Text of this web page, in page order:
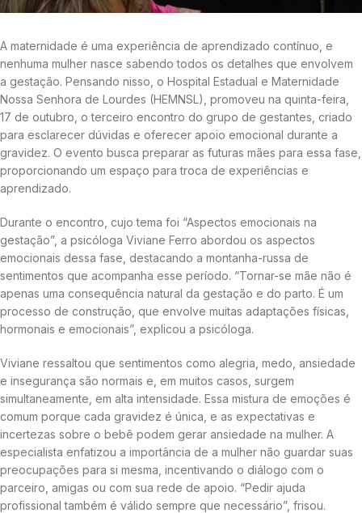
A maternidade é uma experiência de aprendizado contínuo, e
nenhuma mulher nasce sabendo todos os detalhes que envolvem
a gestação. Pensando nisso, o Hospital Estadual e Maternidade
Nossa Senhora de Lourdes (HEMNSL), promoveu na quinta-feira,
17 de outubro, o terceiro encontro do grupo de gestantes, criado
para esclarecer dúvidas e oferecer apoio emocional durante a
gravidez. O evento busca preparar as futuras mães para essa fase,
proporcionando um espaço para troca de experiências e
aprendizado.
Durante o encontro, cujo tema foi “Aspectos emocionais na
gestação”, a psicóloga Viviane Ferro abordou os aspectos
emocionais dessa fase, destacando a montanha-russa de
sentimentos que acompanha esse período. “Tornar-se mãe não é
apenas uma consequência natural da gestação e do parto. É um
processo de construção, que envolve muitas adaptações físicas,
hormonais e emocionais”, explicou a psicóloga.
Viviane ressaltou que sentimentos como alegria, medo, ansiedade
e insegurança são normais e, em muitos casos, surgem
simultaneamente, em alta intensidade. Essa mistura de emoções é
comum porque cada gravidez é única, e as expectativas e
incertezas sobre o bebê podem gerar ansiedade na mulher. A
especialista enfatizou a importância de a mulher não guardar suas
preocupações para si mesma, incentivando o diálogo com o
parceiro, amigas ou com sua rede de apoio. “Pedir ajuda
profissional também é válido sempre que necessário”, frisou.